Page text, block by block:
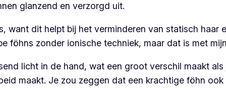
glanzend en verzorgd uit.
want dit helpt bij het verminderen van statisch haar
föhns zonder ionische techniek, maar dat is met
licht in de hand, wat een groot verschil maakt
maakt. Je zou zeggen dat een krachtige föhn